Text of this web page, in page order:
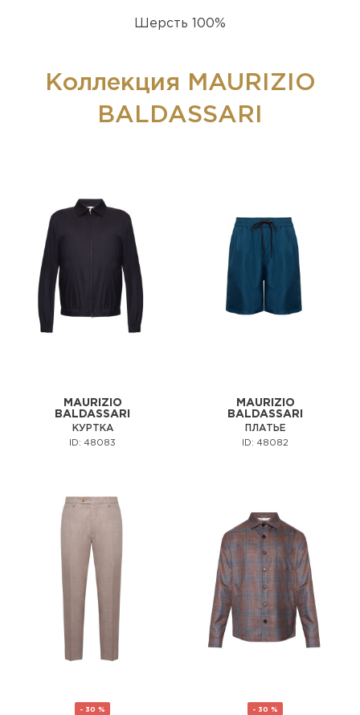
Шерсть 100%
Коллекция MAURIZIO
BALDASSARI
MAURIZIO
BALDASSARI
КУРТКА
ID: 48083
MAURIZIO
BALDASSARI
ПЛАТЬЕ
ID: 48082
- 30 % - 30 %